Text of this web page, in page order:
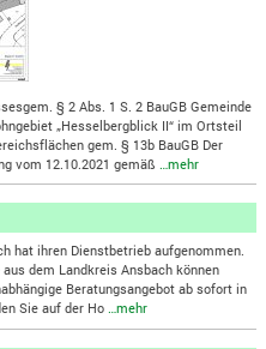
§ 2 Abs. 1 S. 2 BauGB Gemeinde
„Hesselbergblick II“ im Ortsteil
gem. § 13b BauGB Der
vom 12.10.2021 gemäß
…mehr
hat ihren Dienstbetrieb aufgenommen.
dem Landkreis Ansbach können
Beratungsangebot ab sofort in
Sie auf der Ho…mehr